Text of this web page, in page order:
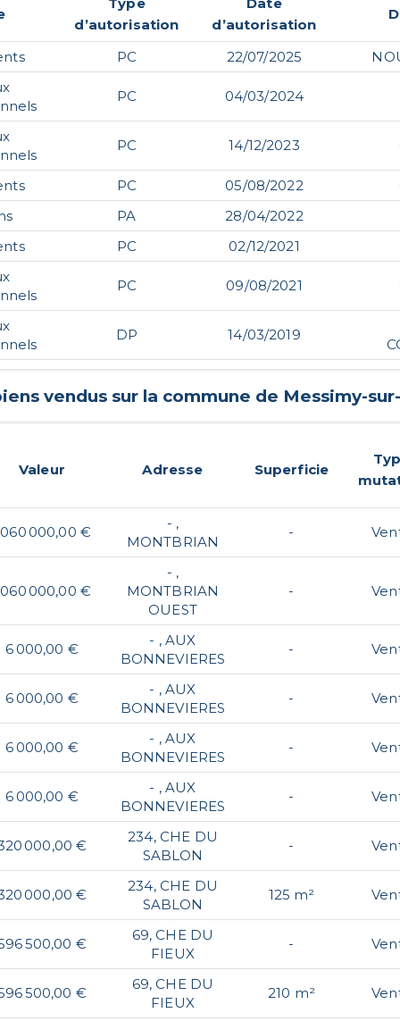
Type
d’autorisation
Date
d’autorisation
PC 22/07/2025
PC 04/03/2024
PC 14/12/2023
PC 05/08/2022
PA
28/04/2022
PC
02/12/2021
PC 09/08/2021
DP 14/03/2019
vendus sur la commune de Messimy-
Valeur Adresse Superficie
060 000,00 €
- ,
MONTBRIAN
-
060 000,00 €
- ,
MONTBRIAN
OUEST
-
6 000,00 €
- , AUX
BONNEVIERES
-
6 000,00 €
- , AUX
BONNEVIERES
-
6 000,00 €
- , AUX
BONNEVIERES
-
6 000,00 €
- , AUX
BONNEVIERES
-
000,00 €
234, CHE DU
SABLON
-
000,00 €
234, CHE DU
SABLON
125 m²
500,00 €
69, CHE DU
FIEUX
-
500,00 €
69, CHE DU
FIEUX
210 m²